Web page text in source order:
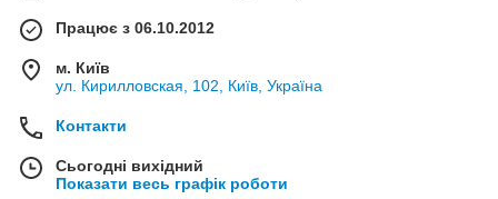
Працює з 06.10.2012
м. Київ
ул. Кирилловская, 102, Київ, Україна
Контакти
Сьогодні вихідний
Показати весь графік роботи